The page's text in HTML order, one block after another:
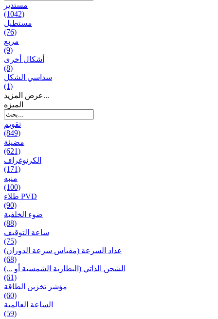
مستدير
(1042)
مستطيل
(76)
مربع
(9)
أشكال أخرى
(8)
سداسي الشكل
(1)
عرض المزيد...
المیزه
تقويم
(849)
مضيئة
(621)
الكرنوغراف
(171)
منبه
(100)
طلاء PVD
(90)
ضوء الخلفية
(88)
ساعة التوقيف
(75)
عداد السرعة (مقياس سرعة الدوران)
(68)
الشحن الذاتي (البطارية الشمسية أو ...)
(61)
مؤشر تخزين الطاقة
(60)
الساعة العالمية
(59)